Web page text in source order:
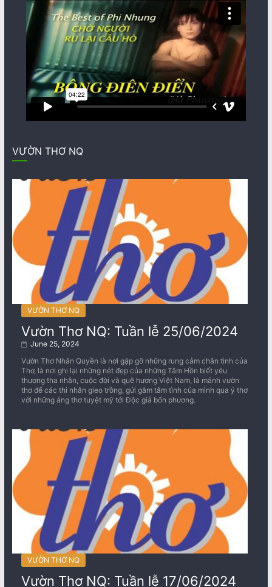
VƯỜN THƠ NQ
VƯỜN THƠ NQ
Vườn Thơ NQ: Tuần lễ 25/06/2024
June 25, 2024
Vườn Thơ Nhân Quyền là nơi gặp gỡ những rung cảm chân tình của
Thơ, là nơi ghi lại những nét đẹp của những Tâm Hồn biết yêu
thương tha nhân, cuộc đời và quê hương Việt Nam, là mảnh vườn
thơ để các thi nhân gieo trồng, gửi gắm tâm tình của mình qua ý thơ
với những áng thơ tuyệt mỹ tới Độc giả bốn phương.
VƯỜN THƠ NQ
Vườn Thơ NQ: Tuần lễ 17/06/2024